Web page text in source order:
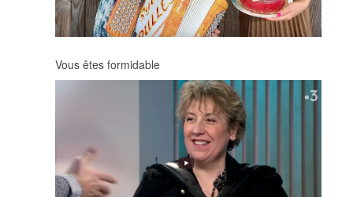
Vous êtes formidable